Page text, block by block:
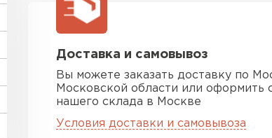
Доставка и самовывоз
Вы можете заказать доставку по
Московской области или оформить
нашего склада в Москве
Условия доставки и самовывоза